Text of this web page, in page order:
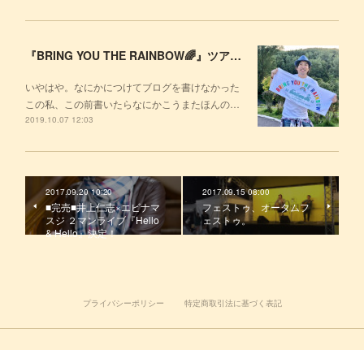
『BRING YOU THE RAINBOW🌈』ツアーが始まった！
いやはや。なにかにつけてブログを書けなかった
この私、この前書いたらなにかこうまたほんの…
2019.10.07 12:03
2017.09.20 10:20
■完売■井上仁志×エビナマ
スジ ２マンライブ『Hello
& Hello』決定！
2017.09.15 08:00
フェストゥ、オータムフ
ェストゥ。
プライバシーポリシー 特定商取引法に基づく表記